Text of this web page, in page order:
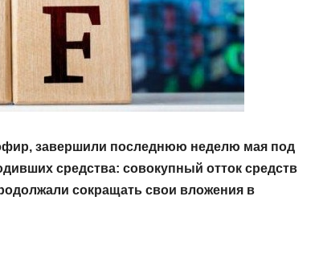
завершили последнюю неделю мая под
средства: совокупный отток средств
сокращать свои вложения в